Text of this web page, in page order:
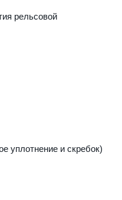
рельсовой
уплотнение и скребок)